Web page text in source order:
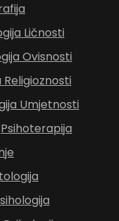
Ličnosti
Ovisnosti
Religioznosti
Umjetnosti
Psihoterapija